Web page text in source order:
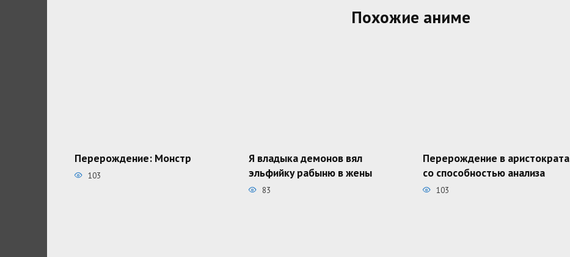
Похожие аниме
Перерождение: Монстр
103
Я владыка демонов вял
эльфийку рабыню в жены
83
Перерождение в аристократа
со способностью анализа
103